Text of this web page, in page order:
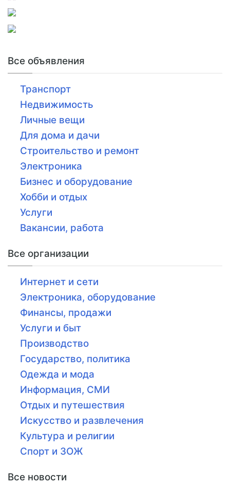
Все объявления
Транспорт
Недвижимость
Личные вещи
Для дома и дачи
Строительство и ремонт
Электроника
Бизнес и оборудование
Хобби и отдых
Услуги
Вакансии, работа
Все организации
Интернет и сети
Электроника, оборудование
Финансы, продажи
Услуги и быт
Производство
Государство, политика
Одежда и мода
Информация, СМИ
Отдых и путешествия
Искусство и развлечения
Культура и религии
Спорт и ЗОЖ
Все новости